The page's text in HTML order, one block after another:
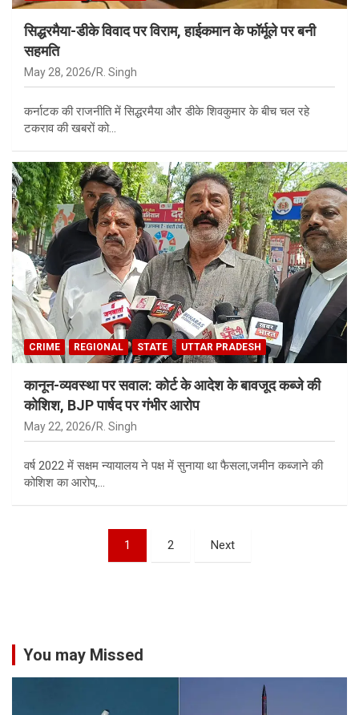
सिद्धरमैया-डीके विवाद पर विराम, हाईकमान के फॉर्मूले पर बनी
सहमति
May 28, 2026 R. Singh
कर्नाटक की राजनीति में सिद्धरमैया और डीके शिवकुमार के बीच चल रहे
टकराव की खबरों को…
CRIME REGIONAL STATE UTTAR PRADESH
कानून-व्यवस्था पर सवाल: कोर्ट के आदेश के बावजूद कब्जे की
कोशिश, BJP पार्षद पर गंभीर आरोप
May 22, 2026 R. Singh
वर्ष 2022 में सक्षम न्यायालय ने पक्ष में सुनाया था फैसला,जमीन कब्जाने की
कोशिश का आरोप,…
1 2 Next
You may Missed